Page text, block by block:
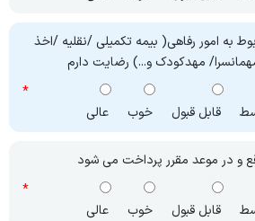
به امور رفاهی( بیمه تکمیلی /نقلیه /اخذ
مهدکودک و...) رضایت دارم
قابل قبول خوب عالی
و در موعد مقرر پرداخت می شود
قابل قبول خوب عالی